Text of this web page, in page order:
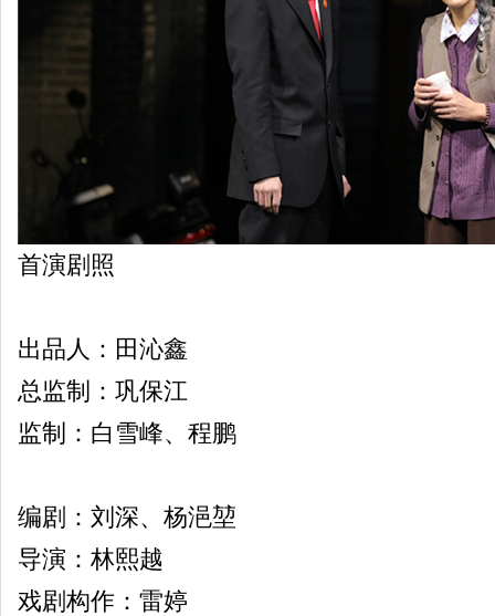
首演剧照
出品人：田沁鑫
总监制：巩保江
监制：白雪峰、程鹏
编剧：刘深、杨浥堃
导演：林熙越
戏剧构作：雷婷